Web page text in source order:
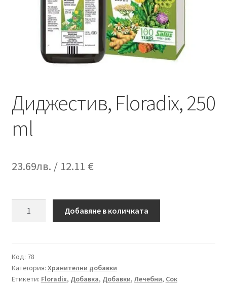
Диджестив, Floradix, 250
ml
23.69лв. / 12.11 €
250
ml
Добавяне в количката
Код: 78
Категория: Хранителни добавки
Етикети: Floradix, Добавка, Добавки,Лечебни, Сок